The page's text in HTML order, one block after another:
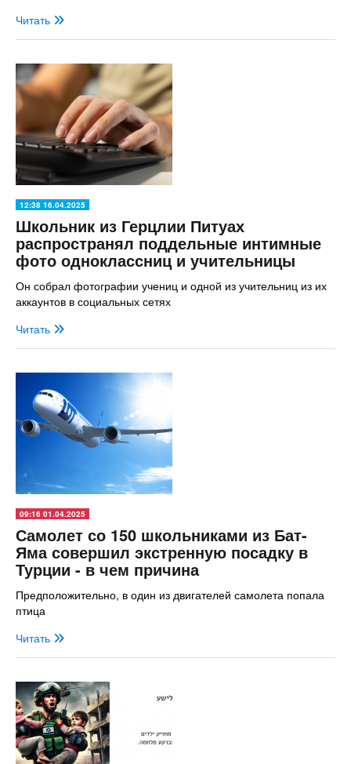
Читать
12:38 16.04.2025
Школьник из Герцлии Питуах
распространял поддельные интимные
фото одноклассниц и учительницы
Он собрал фотографии учениц и одной из учительниц из их
аккаунтов в социальных сетях
Читать
09:16 01.04.2025
Самолет со 150 школьниками из Бат-
Яма совершил экстренную посадку в
Турции - в чем причина
Предположительно, в один из двигателей самолета попала
птица
Читать